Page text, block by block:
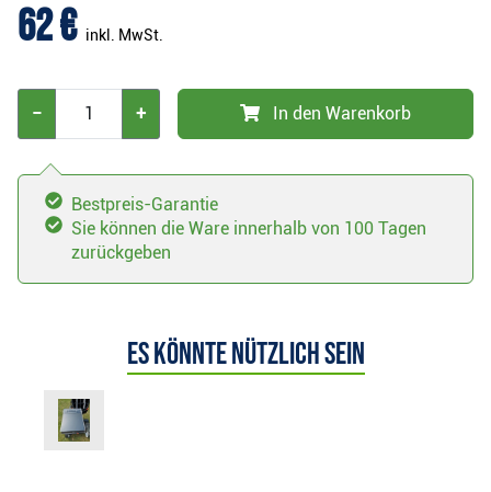
62 € inkl. MwSt.
− + In den Warenkorb
Bestpreis-Garantie
Sie können die Ware innerhalb von 100 Tagen
zurückgeben
Es könnte nützlich sein